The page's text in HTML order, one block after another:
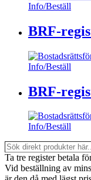
Info/Beställ
BRF-
Info/Beställ
BRF-
Info/Beställ
Sök
direkt
produkter
här...
Ta tre register betala
Vid beställning av